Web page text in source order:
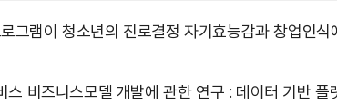
그램이 청소년의 진로결정 자기효능감과 창업인식
스 비즈니스모델 개발에 관한 연구 : 데이터 기반 플